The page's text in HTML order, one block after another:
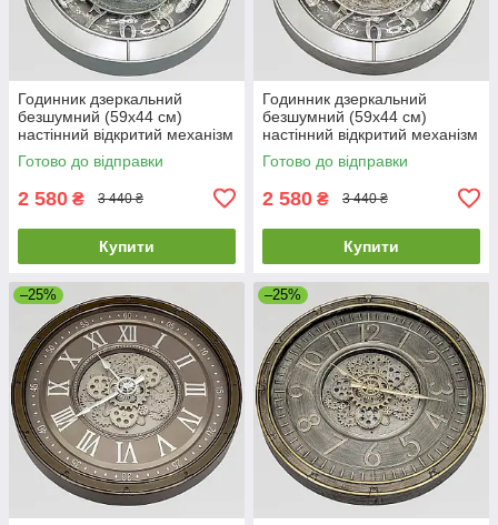
Годинник дзеркальний
безшумний (59х44 см)
настінний відкритий механізм
шестерні колещатками
скелетон ретро вінтаж під
Готово до відправки
2 580 ₴ 3 440 ₴
Купити
Годинник дзеркальний
безшумний (59х44 см)
настінний відкритий механізм
шестернями колещатками
скелетон ретро вінтаж під
Готово до відправки
2 580 ₴ 3 440 ₴
Купити
–25% –25%